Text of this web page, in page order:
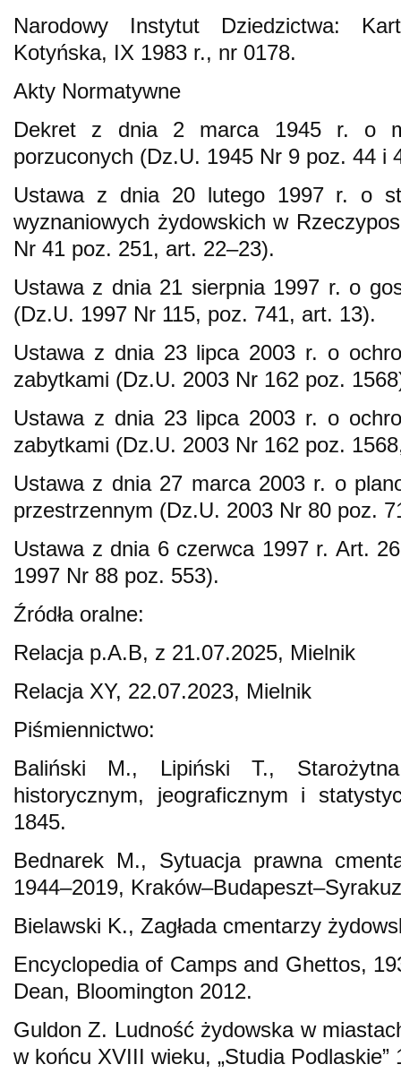
Narodowy Instytut Dziedzictwa:
Kotyńska, IX 1983 r., nr 0178.
Akty Normatywne
Dekret z dnia 2 marca 1945 r. o
porzuconych (Dz.U. 1945 Nr 9 poz. 44 i
Ustawa z dnia 20 lutego 1997 r. o
wyznaniowych żydowskich w
Nr 41 poz. 251, art. 22–23).
Ustawa z dnia 21 sierpnia 1997 r. o
(Dz.U. 1997 Nr 115, poz. 741, art. 13).
Ustawa z dnia 23 lipca 2003 r. o
zabytkami (Dz.U. 2003 Nr 162 poz.
Ustawa z dnia 23 lipca 2003 r. o
zabytkami (Dz.U. 2003 Nr 162 poz.
Ustawa z dnia 27 marca 2003 r. o
przestrzennym (Dz.U. 2003 Nr 80 poz.
Ustawa z dnia 6 czerwca 1997 r. Art.
1997 Nr 88 poz. 553).
Źródła oralne:
Relacja p.A.B, z 21.07.2025, Mielnik
Relacja XY, 22.07.2023, Mielnik
Piśmiennictwo:
Baliński M., Lipiński T.,
historycznym, jeograficznym i
1845.
Bednarek M., Sytuacja prawna
1944–2019,
Bielawski K., Zagłada cmentarzy
Encyclopedia of Camps and Ghettos,
Dean, Bloomington 2012.
Guldon Z. Ludność żydowska w
w końcu XVIII wieku, „Studia Podlaskie”